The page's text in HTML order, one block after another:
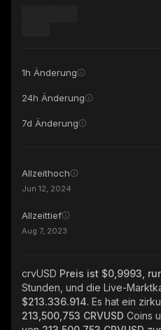
1h Änderung
24h Änderung
7d Änderung
Allzeithoch
Jun 12, 2024
Allzeittief
Aug 7, 2023
crvUSD Preis ist $0,9993,
Stunden, und die Live-
$213.336.914. Es hat ein
213,500,753 CRVUSD Coins